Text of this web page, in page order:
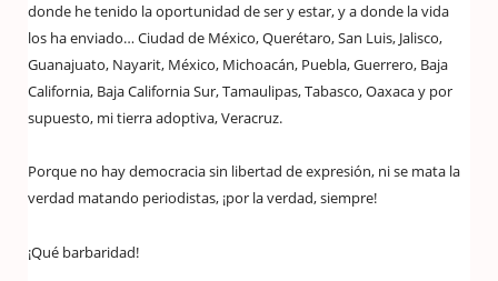
donde he tenido la oportunidad de ser y estar, y a donde la vida
los ha enviado… Ciudad de México, Querétaro, San Luis, Jalisco,
Guanajuato, Nayarit, México, Michoacán, Puebla, Guerrero, Baja
California, Baja California Sur, Tamaulipas, Tabasco, Oaxaca y por
supuesto, mi tierra adoptiva, Veracruz.
Porque no hay democracia sin libertad de expresión, ni se mata la
verdad matando periodistas, ¡por la verdad, siempre!
¡Qué barbaridad!